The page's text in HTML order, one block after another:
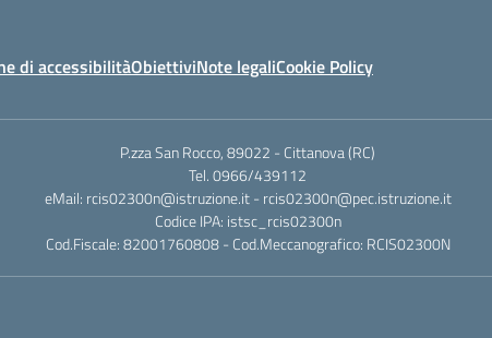
di accessibilitàObiettiviNote legaliCookie Policy
P.zza San Rocco, 89022 - Cittanova (RC)
Tel. 0966/439112
eMail: rcis02300n@istruzione.it - rcis02300n@pec.istruzione.it
Codice IPA: istsc_rcis02300n
Cod.Fiscale: 82001760808 - Cod.Meccanografico: RCIS02300N